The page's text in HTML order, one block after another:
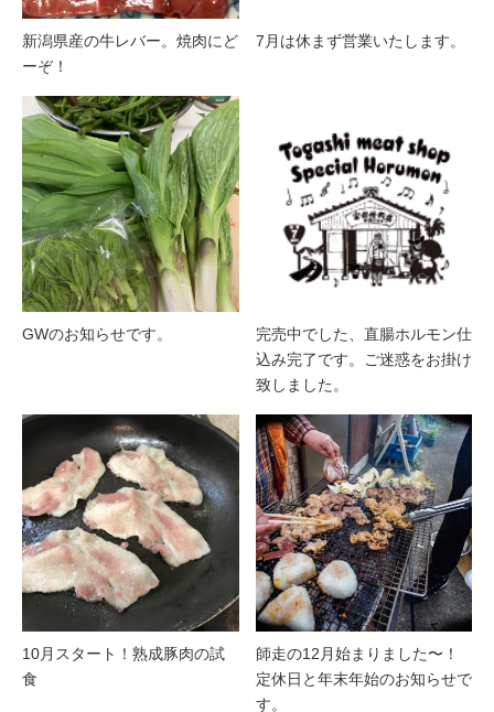
新潟県産の牛レバー。焼肉にど
ーぞ！
7月は休まず営業いたします。
GWのお知らせです。
完売中でした、直腸ホルモン仕
込み完了です。ご迷惑をお掛け
致しました。
10月スタート！熟成豚肉の試
食
師走の12月始まりました〜！
定休日と年末年始のお知らせで
す。